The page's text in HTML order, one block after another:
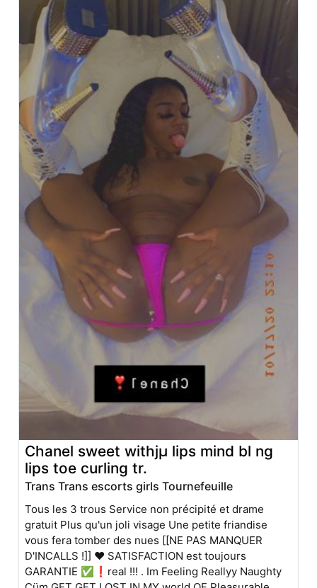
Chanel sweet withjμ lips mind bl ng
lips toe curling tr.
Trans Trans escorts girls Tournefeuille
Tous les 3 trous Service non précipité et drame
gratuit Plus qu'un joli visage Une petite friandise
vous fera tomber des nues [[NE PAS MANQUER
D'INCALLS !]] ❤ SATISFACTION est toujours
GARANTIE ✅❗real !!! . Im Feeling Reallyy Naughty